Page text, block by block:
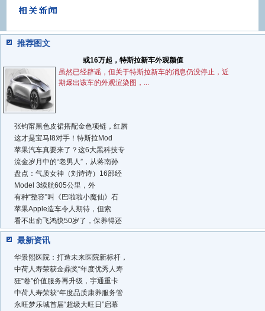
推荐图文
或16万起，特斯拉新车外观颜值
虽然已经辟谣，但关于特斯拉新车的消息仍没停止，近
期爆出该车的外观渲染图，...
张钧甯黑色皮裙搭配金色项链，红唇
这才是宝马I8对手！特斯拉Mod
苹果汽车真要来了？这6大黑科技专
流金岁月中的“老男人”，从蒋南孙
盘点：气质女神（刘诗诗）16部经
Model 3续航605公里，外
有种“整容”叫《巴啦啦小魔仙》石
苹果Apple造车令人期待，但索
看不出俞飞鸿快50岁了，保养得还
最新资讯
华景熙医院：打造未来医院新标杆，
中荷人寿荣获金鼎奖“年度优秀人寿
狂“卷”价值服务再升级，宇通重卡
中荷人寿荣获“年度品质康养服务管
永旺梦乐城首届“超级大旺日”启幕